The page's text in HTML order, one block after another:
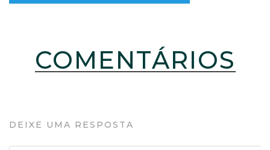
COMENTÁRIOS
DEIXE UMA RESPOSTA